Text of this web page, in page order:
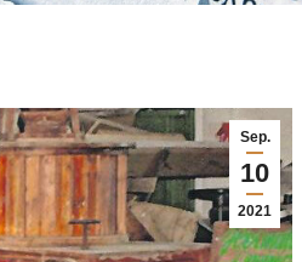
Sep.
10
2021